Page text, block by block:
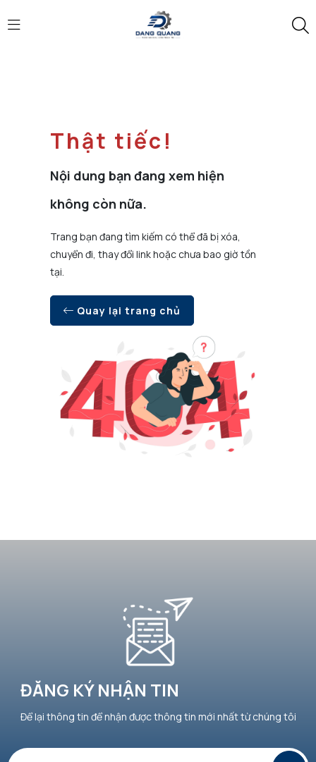
Thật tiếc!
Nội dung bạn đang xem hiện
không còn nữa.
Trang bạn đang tìm kiếm có thể đã bị xóa,
chuyển đi, thay đổi link hoặc chưa bao giờ tồn
tại.
Quay lại trang chủ
ĐĂNG KÝ NHẬN TIN
Để lại thông tin để nhận được thông tin mới nhất từ chúng tôi